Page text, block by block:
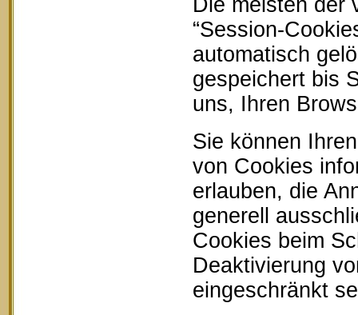
Die meisten der
“Session-
automatisch
gespeichert bis
uns, Ihren
Sie können
von Cookies
erlauben, die
generell
Cookies beim
Deaktivierung
eingeschränkt